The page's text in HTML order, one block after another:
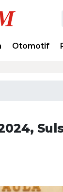
Otomotif